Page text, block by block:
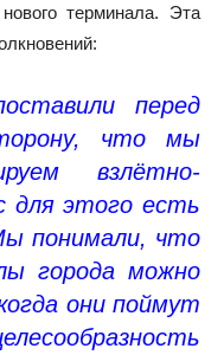
терминала. Эта
перед
что мы
взлётно-
для этого есть
понимали, что
города можно
они поймут